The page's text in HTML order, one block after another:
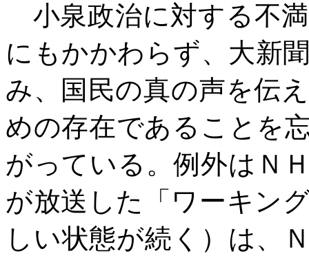
小泉政治に対する不
にもかかわらず、大新
み、国民の真の声を伝
めの存在であることを
がっている。例外はＮ
が放送した「ワーキン
しい状態が続く）は、